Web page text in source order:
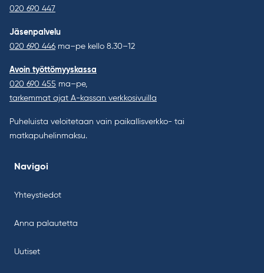
020 690 447
Jäsenpalvelu
020 690 446 ma–pe kello 8.30–12
Avoin työttömyyskassa
020 690 455 ma–pe,
tarkemmat ajat A-kassan verkkosivuilla
Puheluista veloitetaan vain paikallisverkko- tai
matkapuhelinmaksu.
Navigoi
Yhteystiedot
Anna palautetta
Uutiset